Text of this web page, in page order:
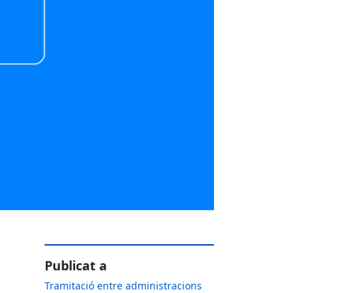
Publicat a
Tramitació entre administracions